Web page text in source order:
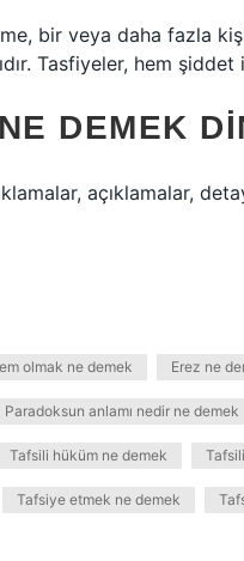
bir veya daha fazla
Tasfiyeler, hem
DEMEK
açıklamalar,
olmak ne demek Erez ne
Paradoksun anlamı nedir ne demek
Tafsili hüküm ne demek
Tafsiye etmek ne demek